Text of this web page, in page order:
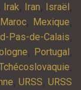
Irak, Iran, Israël,
Maroc, Mexique,
Pas-de-Calais,
, Portugal,
,
, URSS,URSS